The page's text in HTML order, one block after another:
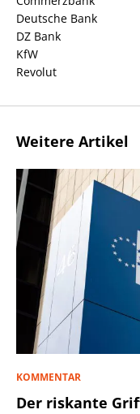
Deutsche Bank
DZ Bank
KfW
Revolut
Weitere Artikel
KOMMENTAR
Der riskante